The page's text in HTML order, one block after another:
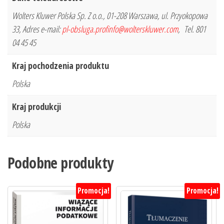
Wolters Kluwer Polska Sp. Z o.o., 01-208 Warszawa, ul. Przyokopowa
33, Adres e-mail:pl-obsluga.profinfo@wolterskluwer.com, Tel. 801
04 45 45
Kraj pochodzenia produktu
Polska
Kraj produkcji
Polska
Podobne produkty
Promocja! Promocja!